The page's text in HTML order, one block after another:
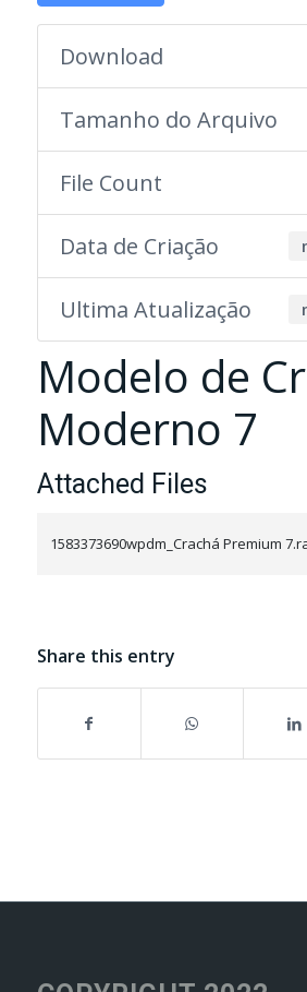
Download
Tamanho do Arquivo
File Count
Data de Criação
Ultima Atualização
Modelo de
Moderno 7
Attached Files
1583373690wpdm_Crachá Premium
Share this entry